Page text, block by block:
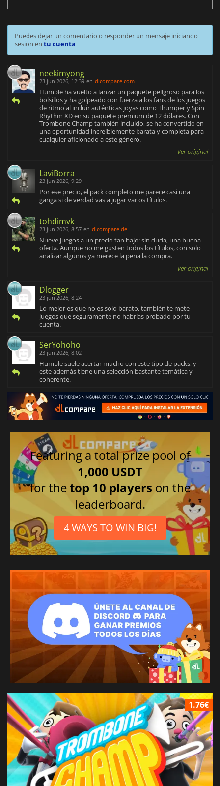
Puedes dejar un comentario o responder un mensaje iniciando
sesión en tu cuenta
neekimyong
23 jun 2026, 12:39 en dlcompare.com
Humble ha vuelto a lanzar un paquete peligroso para los
bolsillos y ha golpeado con fuerza a los fans de los juegos
de ritmo al incluir auténticas joyas como Thumper y Spin
Rhythm XD en su paquete premium de 12 dólares. Con
Trombone Champ también incluido, se ha convertido en
una oportunidad increíblemente barata y completa para
cualquier aficionado a este género.
Ver original
LaviBorra
23 jun 2026, 9:29
Por ese precio, el pack completo me parece casi una
ganga si de verdad vas a jugar varios títulos.
tohdimvk
23 jun 2026, 8:57 en dlcompare.de
Nueve juegos a un precio tan bajo: sin duda, una buena
oferta. Aunque no me gusten todos los títulos, con solo
analizar algunos ya merece la pena la compra.
Ver original
Dlogger
23 jun 2026, 8:24
Lo mejor es que no es solo barato, también te mete
juegos que seguramente no habrías probado por tu
cuenta.
SerYohoho
23 jun 2026, 8:02
Humble suele acertar mucho con este tipo de packs, y
este además tiene una selección bastante temática y
coherente.
Featuring a total prize pool of
1,000 USDT
for thetop 10 players on the
leaderboard.
4 WAYS TO WIN BIG!
1.76€